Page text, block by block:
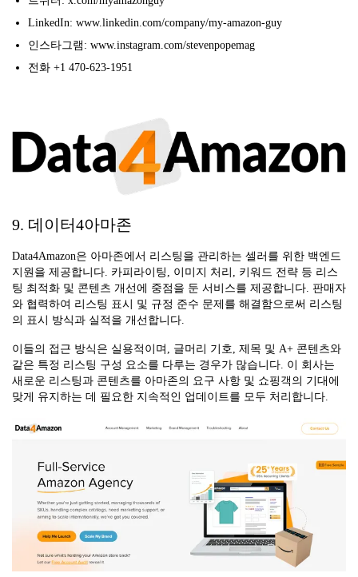
LinkedIn: www.linkedin.com/company/my-amazon-guy
인스타그램: www.instagram.com/stevenpopemag
전화 +1 470-623-1951
9. 데이터4아마존
Data4Amazon은 아마존에서 리스팅을 관리하는 셀러를 위한 백엔드
지원을 제공합니다. 카피라이팅, 이미지 처리, 키워드 전략 등 리스
팅 최적화 및 콘텐츠 개선에 중점을 둔 서비스를 제공합니다. 판매자
와 협력하여 리스팅 표시 및 규정 준수 문제를 해결함으로써 리스팅
의 표시 방식과 실적을 개선합니다.
이들의 접근 방식은 실용적이며, 글머리 기호, 제목 및 A+ 콘텐츠와
같은 특정 리스팅 구성 요소를 다루는 경우가 많습니다. 이 회사는
새로운 리스팅과 콘텐츠를 아마존의 요구 사항 및 쇼핑객의 기대에
맞게 유지하는 데 필요한 지속적인 업데이트를 모두 처리합니다.